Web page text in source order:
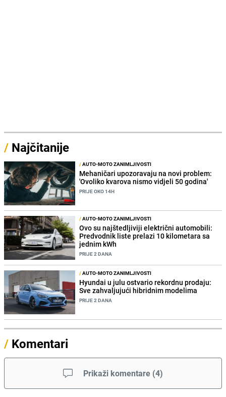
/ Najčitanije
/AUTO-MOTO ZANIMLJIVOSTI
Mehaničari upozoravaju na novi problem:
'Ovoliko kvarova nismo vidjeli 50 godina'
PRIJE OKO 14H
/AUTO-MOTO ZANIMLJIVOSTI
Ovo su najštedljiviji električni automobili:
Predvodnik liste prelazi 10 kilometara sa
jednim kWh
PRIJE 2 DANA
/AUTO-MOTO ZANIMLJIVOSTI
Hyundai u julu ostvario rekordnu prodaju:
Sve zahvaljujući hibridnim modelima
PRIJE 2 DANA
/ Komentari
Prikaži komentare (4)